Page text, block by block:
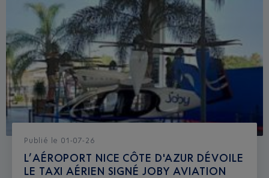
Publié le 01-07-26
L’AÉROPORT NICE CÔTE D'AZUR DÉVOILE
LE TAXI AÉRIEN SIGNÉ JOBY AVIATION